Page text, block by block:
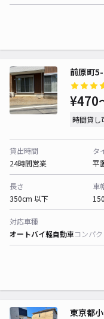
前原町
¥470
時間貸し
貸出時間
24時間営業
タ
平
長さ
350cm 以下
車
対応車種
オートバイ軽自動車コンパ
東京都